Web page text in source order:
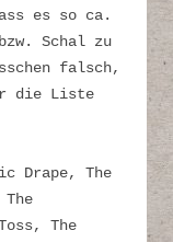
es so ca.
Schal zu
falsch,
die Liste
Drape, The
The